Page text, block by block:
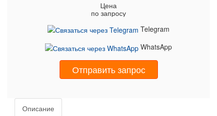
Цена
по запросу
Telegram
WhatsApp
Отправить запрос
Описание